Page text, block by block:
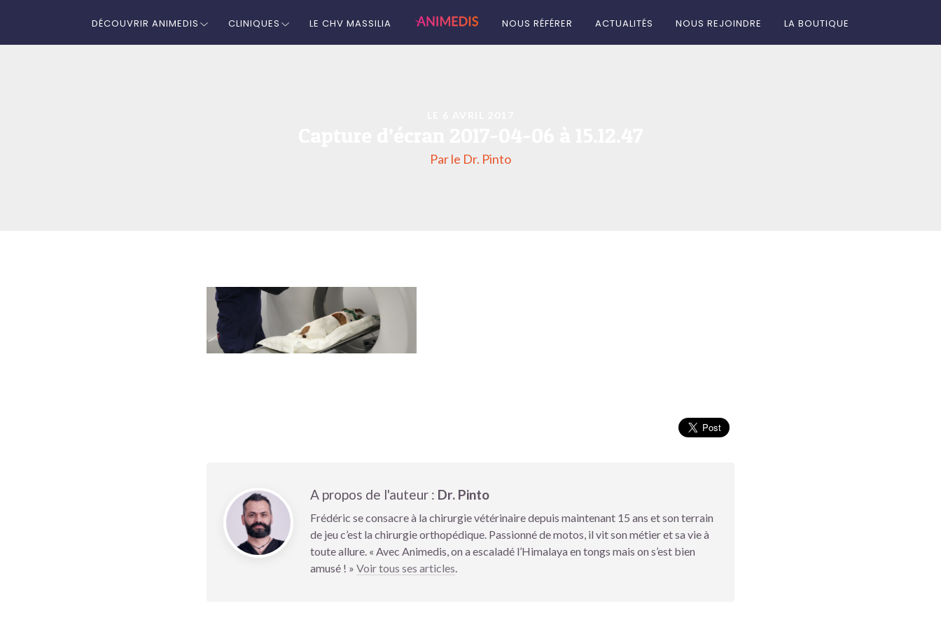
DÉCOUVRIR ANIMEDIS CLINIQUES LE CHV MASSILIA NOUS RÉFÉRER ACTUALITÉS NOUS REJOINDRE LA BOUTIQUE
Par le Dr. Pinto
A propos de l'auteur : Dr. Pinto
Frédéric se consacre à la chirurgie vétérinaire depuis maintenant 15 ans et son terrain
de jeu c’est la chirurgie orthopédique. Passionné de motos, il vit son métier et sa vie à
toute allure. « Avec Animedis, on a escaladé l’Himalaya en tongs mais on s’est bien
amusé ! »Voir tous ses articles.